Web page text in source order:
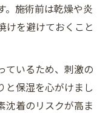
。施術前は乾燥や炎
けを避けておくこと
ているため、刺激の
と保湿を心がけまし
沈着のリスクが高ま